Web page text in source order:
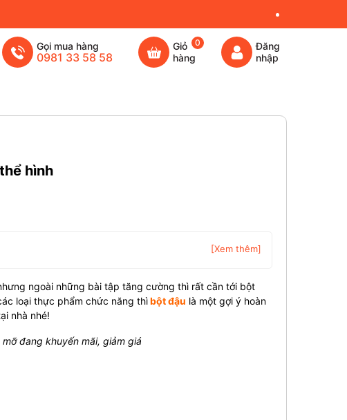
Gọi mua hàng
0981 33 58 58
Giỏ
hàng
0
Đăng
nhập
hình
[Xem thêm]
ngoài những bài tập tăng cường thì rất cần tới bột
loại thực phẩm chức năng thìbột đậu là một gợi ý hoàn
nhà nhé!
đang khuyến mãi, giảm giá